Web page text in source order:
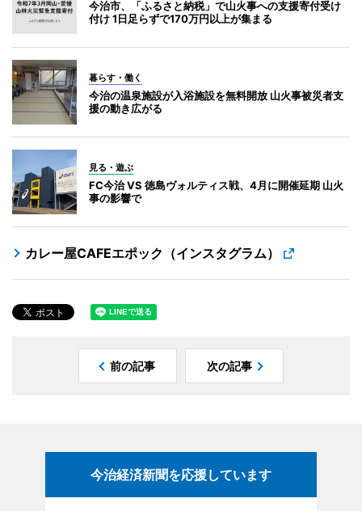
今治市、「ふるさと納税」で山火事への支援寄付受け
付け 1日足らずで170万円以上が集まる
暮らす・働く
今治の温泉施設が入浴施設を無料開放 山火事被災者支
援の動き広がる
見る・遊ぶ
FC今治 VS 徳島ヴォルティス戦、4月に開催延期 山火
事の影響で
カレー屋CAFEエポック（インスタグラム）
前の記事 次の記事
今治経済新聞を応援しています